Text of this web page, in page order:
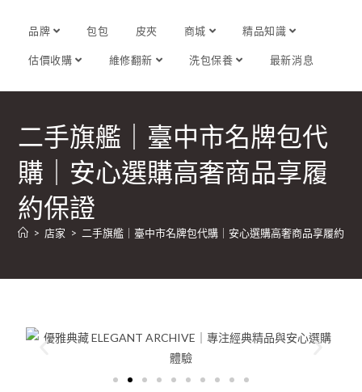
品牌 包包 皮夾 商城 精品知識
估價收購 維修翻新 洗包保養 最新消息
二手旗艦｜臺中市名牌包代
購｜安心選購高奢商品享履
約保證
> 店家 > 二手旗艦｜臺中市名牌包代購｜安心選購高奢商品享履約保